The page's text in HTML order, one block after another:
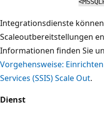
Integrationsdienste
Scaleoutbereitstellungen
Informationen finden Sie
Vorgehensweise:
Services (SSIS) Scale Out.
Dienst